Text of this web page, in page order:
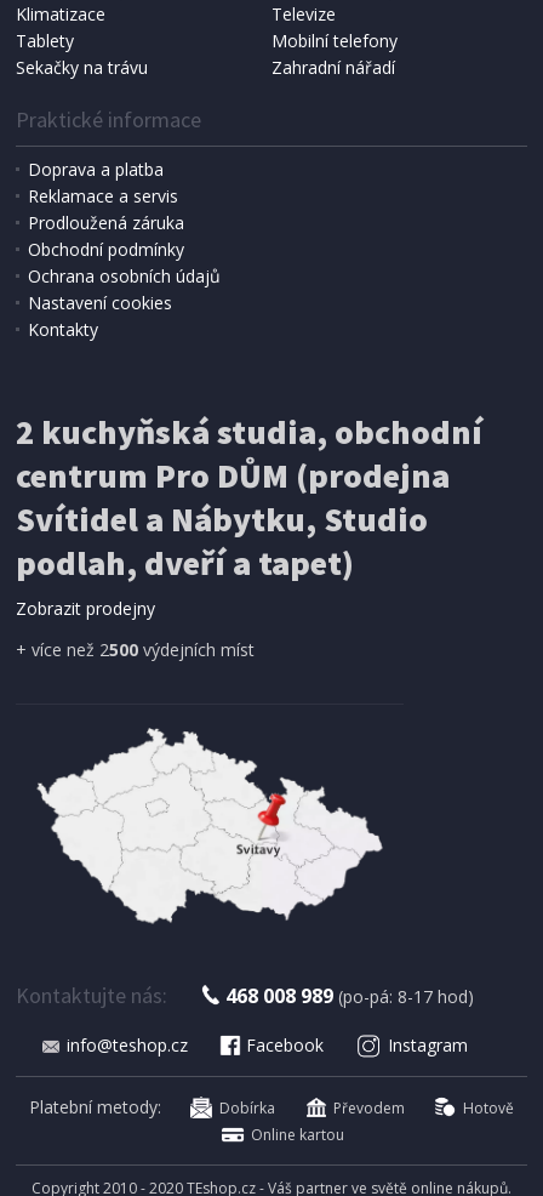
3 299 Kč
DOPRAVA ZDARMA
3 405 Kč Přidat do košíku
PODLAHOVÝ SÁČKOVÝ VYSAVAČ
Severin BC 7047
Klimatizace
Televize
Tablety
Mobilní telefony
Sekačky na trávu
Zahradní nářadí
Praktické informace
Doprava a platba
Reklamace a servis
Prodloužená záruka
Obchodní podmínky
Ochrana osobních údajů
Nastavení cookies
Kontakty
2 kuchyňská studia, obchodní
centrum Pro DŮM (prodejna
Svítidel a Nábytku, Studio
podlah, dveří a tapet)
Zobrazit prodejny
+ více než 2500 výdejních míst
Kontaktujte nás: 468 008 989 (po-pá: 8-17 hod)
info@teshop.cz Facebook Instagram
Platební metody: Dobírka Převodem
Hotově
Online kartou
Copyright 2010 - 2020 TEshop.cz - Váš partner ve světě online nákupů.